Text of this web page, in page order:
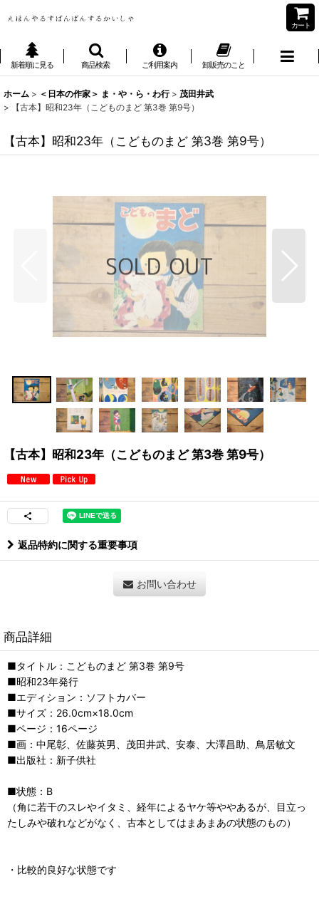
カート
新着順に見る 商品検索 ご利用案内 卸販売のこと
ホーム > ＜日本の作家＞ ま・や・ら・わ行 > 茂田井武
>
【古本】昭和23年（こどものまど 第3巻 第9号）
【古本】昭和23年（こどものまど 第3巻 第9号）
【古本】昭和23年（こどものまど 第3巻 第9号）
返品特約に関する重要事項
お問い合わせ
商品詳細
■タイトル：こどものまど 第3巻 第9号
■昭和23年発行
■エディション：ソフトカバー
■サイズ：26.0cm×18.0cm
■ページ：16ページ
■画：中尾彰、佐藤英男、茂田井武、安泰、大澤昌助、鳥居敏文
■出版社：新子供社
■状態：B
（角に若干のスレやイタミ、経年によるヤケ等ややあるが、目立っ
たしみや破れなどがなく、古本としてはまあまあの状態のもの）
・比較的良好な状態です